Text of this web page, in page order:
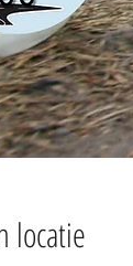
locatie